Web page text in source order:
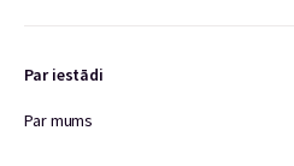
Par iestādi
Par mums